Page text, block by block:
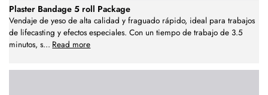
Plaster Bandage 5 roll Package
Vendaje de yeso de alta calidad y fraguado rápido, ideal para trabajos
de lifecasting y efectos especiales. Con un tiempo de trabajo de 3.5
minutos, s... Read more